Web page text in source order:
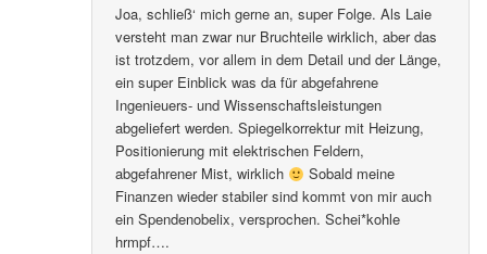
Joa, schließ‘ mich gerne an, super Folge. Als Laie
versteht man zwar nur Bruchteile wirklich, aber das
ist trotzdem, vor allem in dem Detail und der Länge,
ein super Einblick was da für abgefahrene
Ingenieuers- und Wissenschaftsleistungen
abgeliefert werden. Spiegelkorrektur mit Heizung,
Positionierung mit elektrischen Feldern,
abgefahrener Mist, wirklich
Sobald meine
Finanzen wieder stabiler sind kommt von mir auch
ein Spendenobelix, versprochen. Schei*kohle
hrmpf….